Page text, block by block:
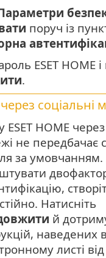
поруч із
ESET HOME і
.
соціальні
ESET HOME
не передбачає
за
Натисніть
й
наведених в
листі від